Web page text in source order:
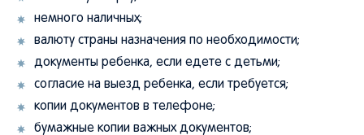
немного наличных;
валюту страны назначения по необходимости;
документы ребенка, если едете с детьми;
согласие на выезд ребенка, если требуется;
копии документов в телефоне;
бумажные копии важных документов;